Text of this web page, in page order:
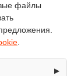
файлы
▶